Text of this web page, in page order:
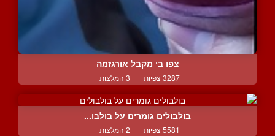
צפו בי מקבל אורגזמה
3287 צפיות | 3 המלצות
בולבולים גומרים על בולבו...
5581 צפיות | 2 המלצות